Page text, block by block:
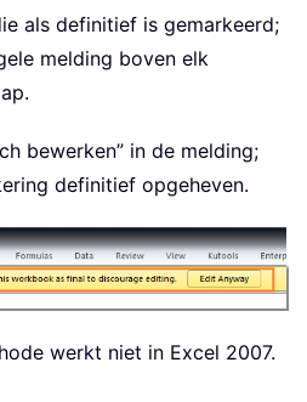
als definitief is gemarkeerd;
melding boven elk
bewerken” in de melding;
definitief opgeheven.
werkt niet in Excel 2007.